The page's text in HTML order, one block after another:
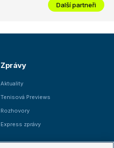
Další partneři
Zprávy
Aktuality
Tenisová Previews
Rozhovory
Express zprávy